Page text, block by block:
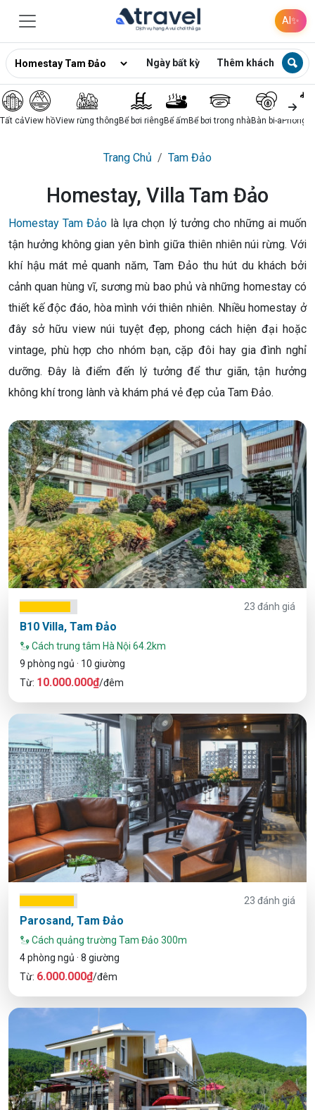
AI✨
Ngày bất kỳ Thêm khách
Tất cảView hồView rừng thôngBể bơi riêngBể ấmBể bơi trong nhàBàn bi-aPhòng
Trang Chủ Tam Đảo
Homestay, Villa Tam Đảo
Homestay Tam Đảo là lựa chọn lý tưởng cho những ai muốn
tận hưởng không gian yên bình giữa thiên nhiên núi rừng. Với
khí hậu mát mẻ quanh năm, Tam Đảo thu hút du khách bởi
cảnh quan hùng vĩ, sương mù bao phủ và những homestay có
thiết kế độc đáo, hòa mình với thiên nhiên. Nhiều homestay ở
đây sở hữu view núi tuyệt đẹp, phong cách hiện đại hoặc
vintage, phù hợp cho nhóm bạn, cặp đôi hay gia đình nghỉ
dưỡng. Đây là điểm đến lý tưởng để thư giãn, tận hưởng
không khí trong lành và khám phá vẻ đẹp của Tam Đảo.
23 đánh giá
B10 Villa, Tam Đảo
Cách trung tâm Hà Nội 64.2km
9 phòng ngủ · 10 giường
Từ: 10.000.000₫/đêm
23 đánh giá
Parosand, Tam Đảo
Cách quảng trường Tam Đảo 300m
4 phòng ngủ · 8 giường
Từ: 6.000.000₫/đêm